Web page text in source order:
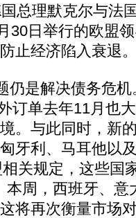
理默克尔与法
30日举行的欧盟
止经济陷入衰退
是解决债务危机
订单去年11月也
。与此同时，新
牙利、马耳他以
关规定，这些国
本周，西班牙、意
将再次衡量市场